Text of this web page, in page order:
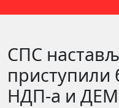
СПС
НДП-а и